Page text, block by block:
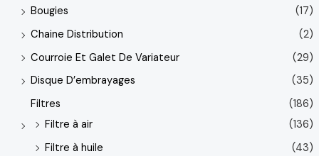
Bougies
(17)
Chaine Distribution
(2)
Courroie Et Galet De Variateur
(29)
Disque D’embrayages
(35)
Filtres
(186)
Filtre à air
(136)
Filtre à huile
(43)